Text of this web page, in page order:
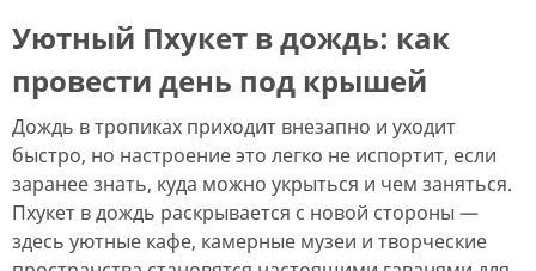
Уютный Пхукет в дождь: как
провести день под крышей
Дождь в тропиках приходит внезапно и уходит
быстро, но настроение это легко не испортит, если
заранее знать, куда можно укрыться и чем заняться.
Пхукет в дождь раскрывается с новой стороны —
здесь уютные кафе, камерные музеи и творческие